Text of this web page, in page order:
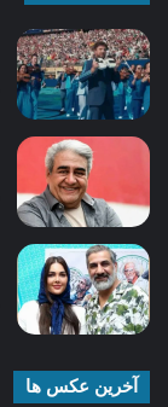
آخرین عکس ها